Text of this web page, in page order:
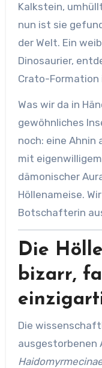
Kalkstein,
nun ist sie
der Welt. Ein
Dinosaurier,
Crato-Formation
Was wir da in
gewöhnliches
noch: eine Ahnin
mit
dämonischer
Höllenameise.
Botschafterin
Die
bizarr,
Die
ausgestorbenen